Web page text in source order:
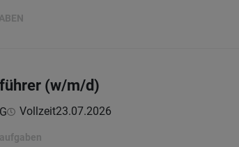
(w/m/d)
Vollzeit23.07.2026